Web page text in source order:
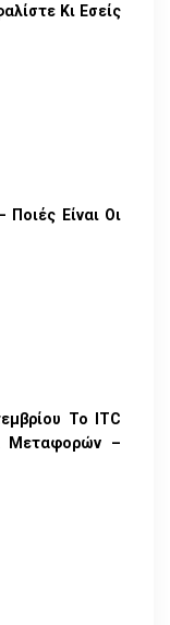
Κι Εσείς
Ποιές Είναι Οι
Το ITC
Μεταφορών –